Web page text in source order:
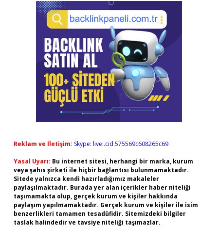
Reklam ve İletişim: Skype: live:.cid.575569c608265c69
Yasal Uyarı: Bu internet sitesi, herhangi bir marka, kurum
veya şahıs şirketi ile hiçbir bağlantısı bulunmamaktadır.
Sitede yalnızca kendi hazırladığımız makaleler
paylaşılmaktadır. Burada yer alan içerikler haber niteliği
taşımamakta olup, gerçek kurum ve kişiler hakkında
paylaşım yapılmamaktadır. Gerçek kurum ve kişiler ile isim
benzerlikleri tamamen tesadüfidir. Sitemizdeki bilgiler
taslak halindedir ve tavsiye niteliği taşımazlar.